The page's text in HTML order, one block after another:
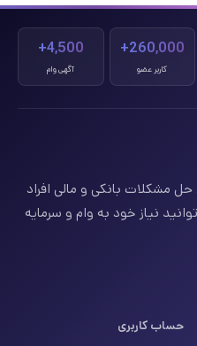
260,000+
کاربر عضو
4,500+
آگهی وام
مشکلات بانکی و مالی افراد
نیاز خود به وام و سرمایه
حساب کاربری